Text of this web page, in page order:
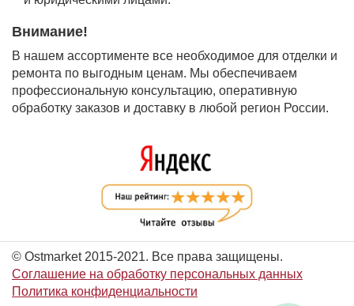
Внимание!
В нашем ассортименте все необходимое для отделки и
ремонта по выгодным ценам. Мы обеспечиваем
профессиональную консультацию, оперативную
обработку заказов и доставку в любой регион России.
© Ostmarket 2015-2021. Все права защищены.
Соглашение на обработку персональных данных
Политика конфиденциальности